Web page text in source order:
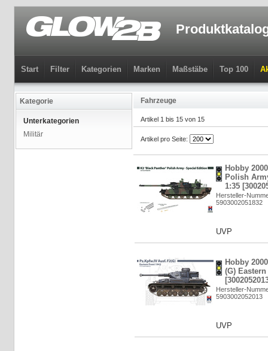
Start Filter Kategorien Marken Maßstäbe Top 100
Kategorie
Unterkategorien
Militär
Fahrzeuge
Artikel 1 bis 15 von 15
Artikel pro Seite:
Hobby
Polish
1:35
Hersteller-
5903002051832
UVP
Hobby
(G)
Hersteller-
5903002052013
UVP